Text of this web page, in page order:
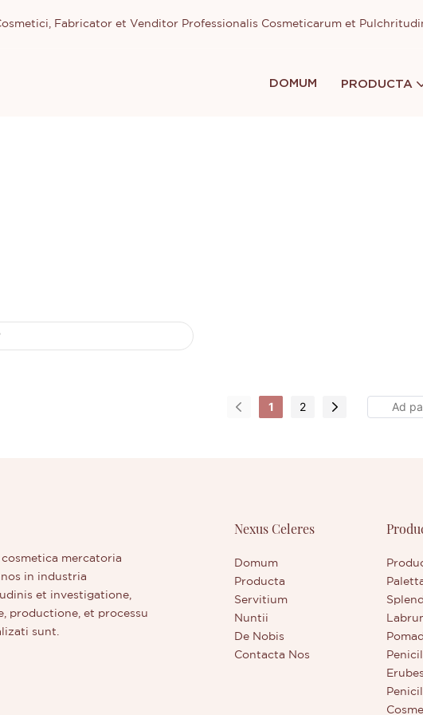
Fabricator et Venditor Professionalis Cosmeticarum et
DOMUM PRODUCTA
1 2
mercatoria
in industria
et investigatione,
productione, et processu
sunt.
Nexus Celeres
Domum
Producta
Servitium
Nuntii
De Nobis
Contacta Nos